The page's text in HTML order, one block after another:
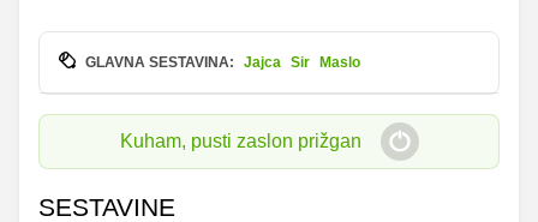
GLAVNA SESTAVINA: Jajca Sir Maslo
Kuham, pusti zaslon prižgan
SESTAVINE